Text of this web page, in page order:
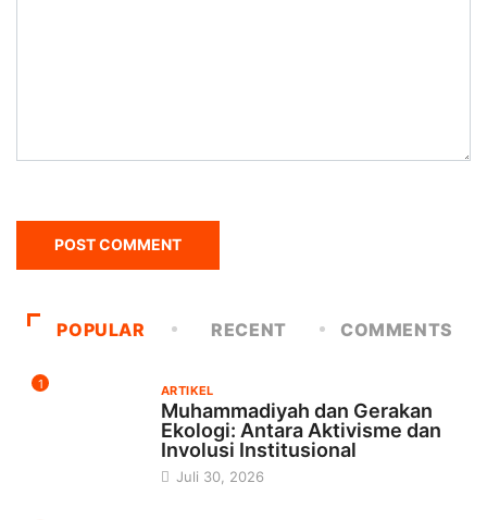
POPULAR RECENT COMMENTS
1 ARTIKEL
Muhammadiyah dan Gerakan
Ekologi: Antara Aktivisme dan
Involusi Institusional
Juli 30, 2026